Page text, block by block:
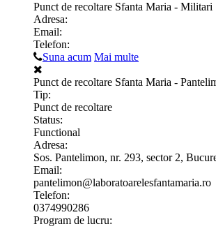
Punct de recoltare Sfanta Maria - Militari
Adresa:
Email:
Telefon:
Suna acum Mai multe
Punct de recoltare Sfanta Maria -
Tip:
Punct de recoltare
Status:
Functional
Adresa:
Sos. Pantelimon, nr. 293, sector 2,
Email:
pantelimon@laboratoarelesfantamaria.ro
Telefon:
0374990286
Program de lucru: